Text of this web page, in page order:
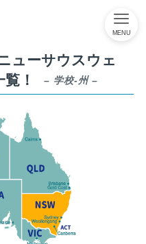
MENU
ューサウスウェ
！
– 学校-州 –